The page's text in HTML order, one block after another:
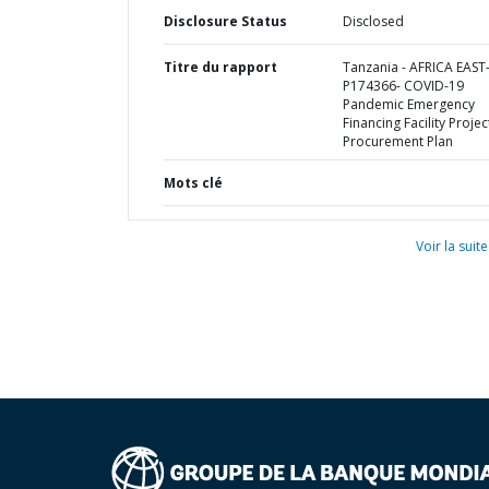
Disclosure Status Disclosed
Titre du rapport
Tanzania - AFRICA EAST-
P174366- COVID-19
Pandemic Emergency
Financing Facility
Procurement Plan
Mots clé
Voir la suite